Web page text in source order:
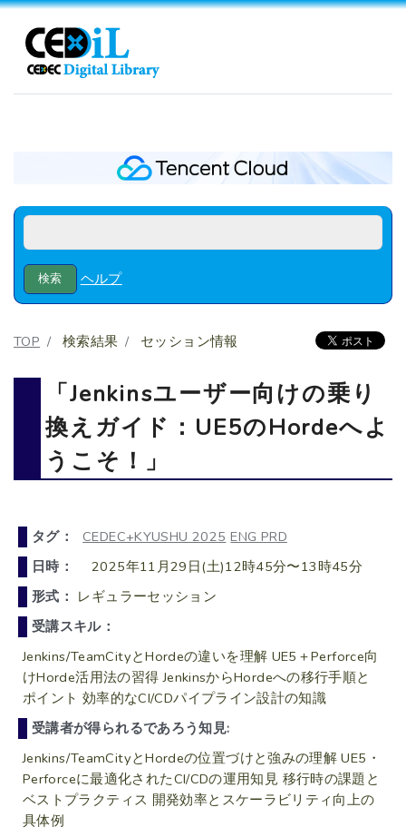
ヘルプ
TOP 検索結果 セッション情報
「Jenkinsユーザー向けの乗り
換えガイド：UE5のHordeへよ
うこそ！」
タグ： CEDEC+KYUSHU 2025 ENG PRD
日時：
2025年11月29日(土)12時45分〜13時45分
形式： レギュラーセッション
受講スキル：
Jenkins/TeamCityとHordeの違いを理解 UE5＋Perforce向
けHorde活用法の習得 JenkinsからHordeへの移行手順と
ポイント 効率的なCI/CDパイプライン設計の知識
受講者が得られるであろう知見:
Jenkins/TeamCityとHordeの位置づけと強みの理解 UE5・
Perforceに最適化されたCI/CDの運用知見 移行時の課題と
ベストプラクティス 開発効率とスケーラビリティ向上の
具体例